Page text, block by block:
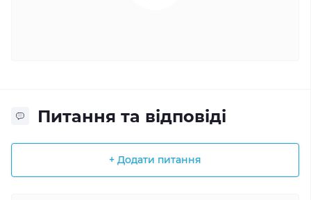
Питання та відповіді
+ Додати питання